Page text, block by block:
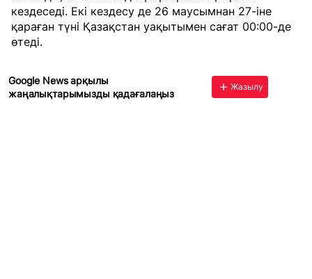
кездеседі. Екі кездесу де 26 маусымнан 27-іне
қараған түні Қазақстан уақытымен сағат 00:00-де
өтеді.
Google News арқылы
жаңалықтарымызды қадағалаңыз
Жазылу